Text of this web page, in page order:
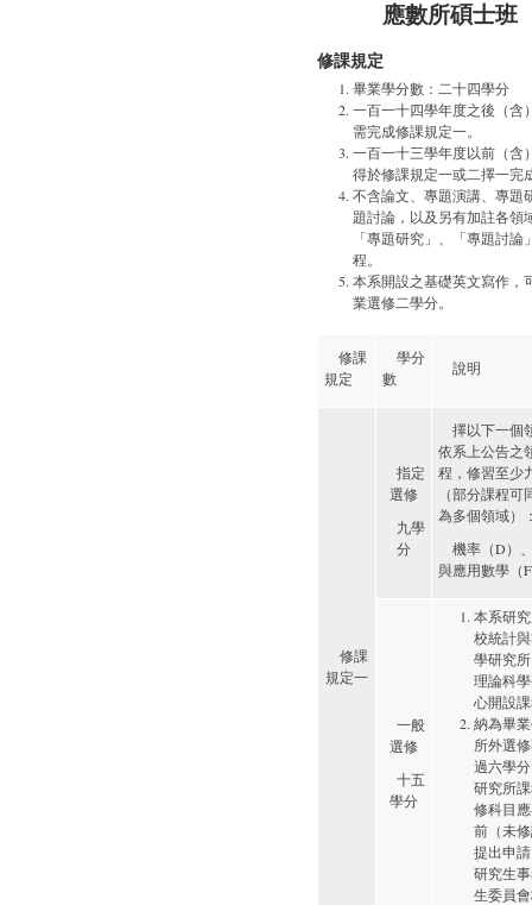
應數所碩士班
修課規定
畢業學分數：二十四學分
一百一十四學年度之後（含
需完成修課規定一。
一百一十三學年度以前（含
得於修課規定一或二擇一完
不含論文、專題演講、專題
題討論，以及另有加註各領
「專題研究」、「專題討論
程。
本系開設之基礎英文寫作，
業選修二學分。
修課
規定
學分
數
說明
修課
規定一
指定
選修
九學
分
擇以下一個
依系上公告之
程，修習至少
（部分課程可
為多個領域）
機率（D）
與應用數學（
一般
選修
十五
學分
本系研
校統計
學研究
理論科
心開設
納為畢
所外選
過六學
研究所
修科目
前（未
提出申
研究生
生委員